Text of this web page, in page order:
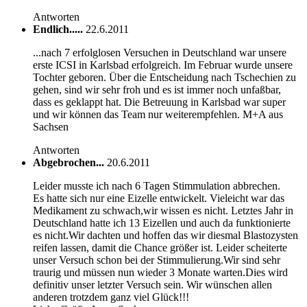
Antworten
Endlich..... 22.6.2011
...nach 7 erfolglosen Versuchen in Deutschland war unsere
erste ICSI in Karlsbad erfolgreich. Im Februar wurde unsere
Tochter geboren. Über die Entscheidung nach Tschechien zu
gehen, sind wir sehr froh und es ist immer noch unfaßbar,
dass es geklappt hat. Die Betreuung in Karlsbad war super
und wir können das Team nur weiterempfehlen. M+A aus
Sachsen
Antworten
Abgebrochen... 20.6.2011
Leider musste ich nach 6 Tagen Stimmulation abbrechen.
Es hatte sich nur eine Eizelle entwickelt. Vieleicht war das
Medikament zu schwach,wir wissen es nicht. Letztes Jahr in
Deutschland hatte ich 13 Eizellen und auch da funktionierte
es nicht.Wir dachten und hoffen das wir diesmal Blastozysten
reifen lassen, damit die Chance größer ist. Leider scheiterte
unser Versuch schon bei der Stimmulierung.Wir sind sehr
traurig und müssen nun wieder 3 Monate warten.Dies wird
definitiv unser letzter Versuch sein. Wir wünschen allen
anderen trotzdem ganz viel Glück!!!